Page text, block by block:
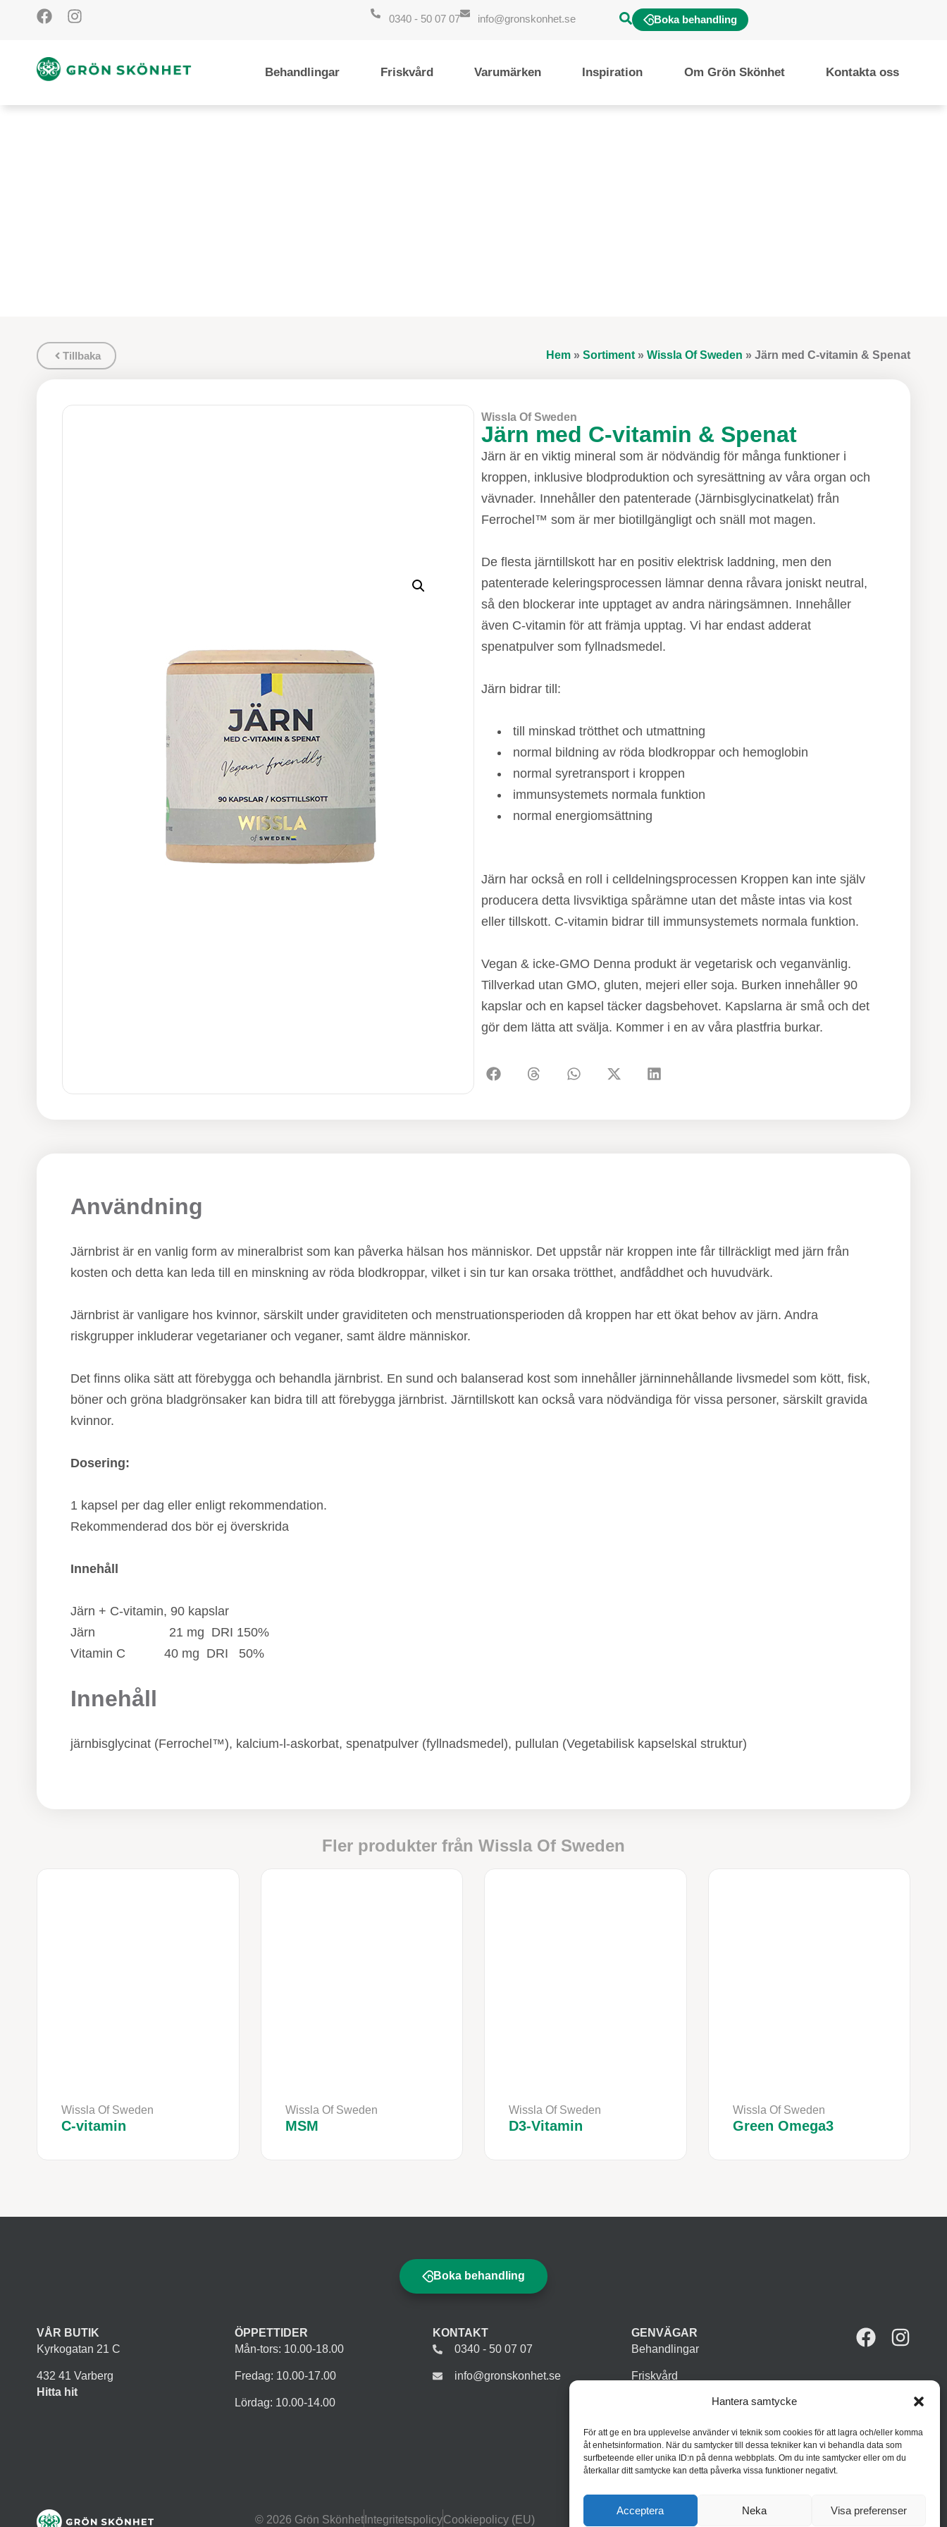
Hantera samtycke
För att ge en bra upplevelse använder vi teknik som cookies för att lagra och/eller komma
åt enhetsinformation. När du samtycker till dessa tekniker kan vi behandla data som
surfbeteende eller unika ID:n på denna webbplats. Om du inte samtycker eller om du
återkallar ditt samtycke kan detta påverka vissa funktioner negativt.
Acceptera Neka Visa preferenser
0340 - 50 07 07 info@gronskonhet.se Boka behandling
Behandlingar Friskvård Varumärken Inspiration Om Grön Skönhet Kontakta oss
Tillbaka Hem » Sortiment » Wissla Of Sweden » Järn med C-vitamin & Spenat
Wissla Of Sweden
Järn med C-vitamin & Spenat
Järn är en viktig mineral som är nödvändig för många funktioner i
kroppen, inklusive blodproduktion och syresättning av våra organ och
vävnader. Innehåller den patenterade (Järnbisglycinatkelat) från
Ferrochel™ som är mer biotillgängligt och snäll mot magen.
De flesta järntillskott har en positiv elektrisk laddning, men den
patenterade keleringsprocessen lämnar denna råvara joniskt neutral,
så den blockerar inte upptaget av andra näringsämnen. Innehåller
även C-vitamin för att främja upptag. Vi har endast adderat
spenatpulver som fyllnadsmedel.
Järn bidrar till:
till minskad trötthet och utmattning
normal bildning av röda blodkroppar och hemoglobin
normal syretransport i kroppen
immunsystemets normala funktion
normal energiomsättning
Järn har också en roll i celldelningsprocessen Kroppen kan inte själv
producera detta livsviktiga spårämne utan det måste intas via kost
eller tillskott. C-vitamin bidrar till immunsystemets normala funktion.
Vegan & icke-GMO Denna produkt är vegetarisk och veganvänlig.
Tillverkad utan GMO, gluten, mejeri eller soja. Burken innehåller 90
kapslar och en kapsel täcker dagsbehovet. Kapslarna är små och det
gör dem lätta att svälja. Kommer i en av våra plastfria burkar.
Användning
Järnbrist är en vanlig form av mineralbrist som kan påverka hälsan hos människor. Det uppstår när kroppen inte får tillräckligt med järn från
kosten och detta kan leda till en minskning av röda blodkroppar, vilket i sin tur kan orsaka trötthet, andfåddhet och huvudvärk.
Järnbrist är vanligare hos kvinnor, särskilt under graviditeten och menstruationsperioden då kroppen har ett ökat behov av järn. Andra
riskgrupper inkluderar vegetarianer och veganer, samt äldre människor.
Det finns olika sätt att förebygga och behandla järnbrist. En sund och balanserad kost som innehåller järninnehållande livsmedel som kött, fisk,
böner och gröna bladgrönsaker kan bidra till att förebygga järnbrist. Järntillskott kan också vara nödvändiga för vissa personer, särskilt gravida
kvinnor.
Dosering:
1 kapsel per dag eller enligt rekommendation.
Rekommenderad dos bör ej överskrida
Innehåll
Järn + C-vitamin, 90 kapslar
Järn 21 mg DRI 150%
Vitamin C 40 mg DRI 50%
Innehåll
järnbisglycinat (Ferrochel™), kalcium-l-askorbat, spenatpulver (fyllnadsmedel), pullulan (Vegetabilisk kapselskal struktur)
Fler produkter från Wissla Of Sweden
Wissla Of Sweden
C-vitamin
Wissla Of Sweden
MSM
Wissla Of Sweden
D3-Vitamin
Wissla Of Sweden
Green Omega3
Boka behandling
VÅR BUTIK
Kyrkogatan 21 C
432 41 Varberg
Hitta hit
ÖPPETTIDER
Mån-tors: 10.00-18.00
Fredag: 10.00-17.00
Lördag: 10.00-14.00
KONTAKT
0340 - 50 07 07
info@gronskonhet.se
GENVÄGAR
Behandlingar
Friskvård
Varumärken
Inspiration
© 2026 Grön Skönhet IntegritetspolicyCookiepolicy (EU)